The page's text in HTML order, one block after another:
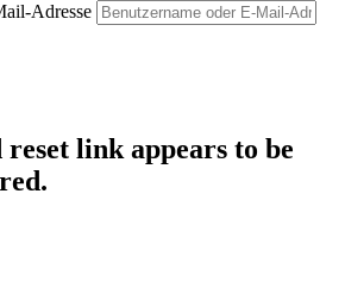
Adresse
reset link appears to be